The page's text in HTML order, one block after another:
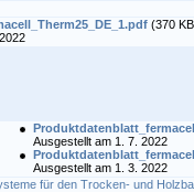
(370
Ausgestellt am 1. 7. 2022
Ausgestellt am 1. 3. 2022
für den Trocken- und